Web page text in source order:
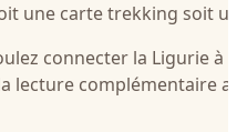
une carte trekking soit
connecter la Ligurie à
lecture complémentaire